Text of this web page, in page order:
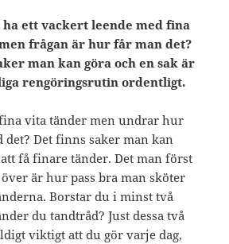
ett vackert leende med fina
frågan är hur får man det?
man kan göra och en sak är
rengöringsrutin ordentligt.
vita tänder men undrar hur
det? Det finns saker man kan
få finare tänder. Det man först
är hur pass bra man sköter
Borstar du i minst två
du tandtråd? Just dessa två
viktigt att du gör varje dag,